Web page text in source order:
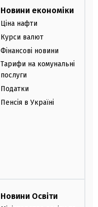
Новини економіки
Ціна нафти
Курси валют
Фінансові новини
Тарифи на комунальні
послуги
Податки
Пенсія в Україні
Новини Освіти